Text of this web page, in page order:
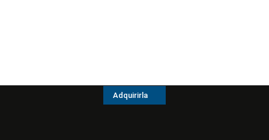
Adquirirla